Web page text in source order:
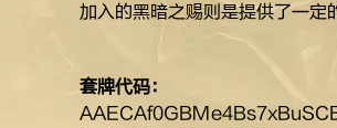
加入的黑暗之赐则是提供了一定
套牌代码：